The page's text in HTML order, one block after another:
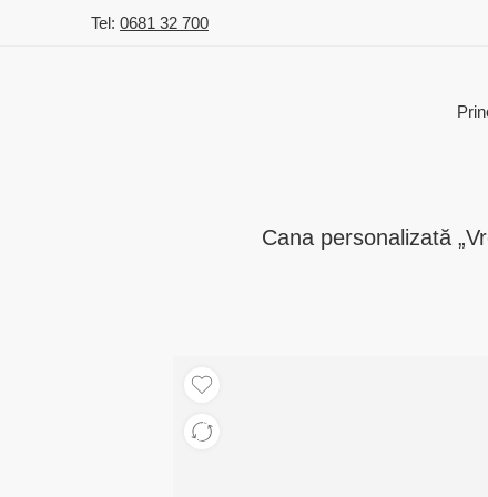
Tel: 0681 32 700
Cana personalizată